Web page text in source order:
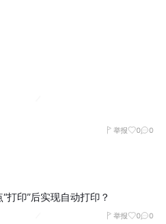
举报 0 0
打印”后实现自动打印？
举报 0 0